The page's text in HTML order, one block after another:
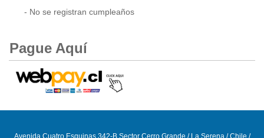
- No se registran cumpleaños
Pague Aquí
Avenida Cuatro Esquinas 342-B Sector Cerro Grande / La Serena / Chile /